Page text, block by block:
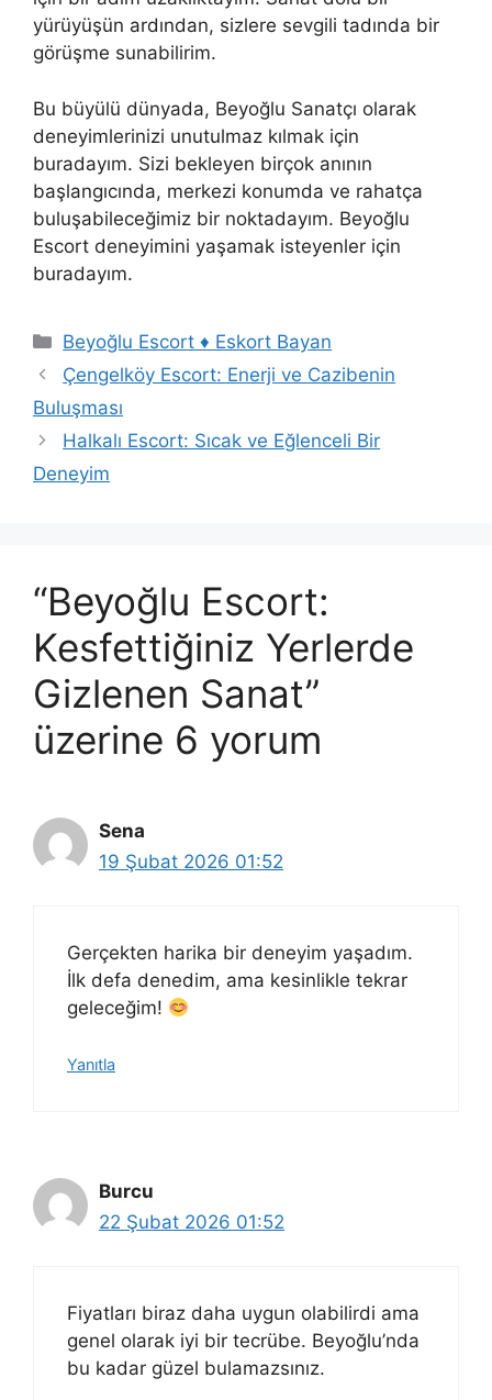
yürüyüşün ardından, sizlere sevgili tadında bir
görüşme sunabilirim.
Bu büyülü dünyada, Beyoğlu Sanatçı olarak
deneyimlerinizi unutulmaz kılmak için
buradayım. Sizi bekleyen birçok anının
başlangıcında, merkezi konumda ve rahatça
buluşabileceğimiz bir noktadayım. Beyoğlu
Escort deneyimini yaşamak isteyenler için
buradayım.
Kategoriler
Beyoğlu Escort ♦️ Eskort Bayan
Çengelköy Escort: Enerji ve Cazibenin
Buluşması
Halkalı Escort: Sıcak ve Eğlenceli Bir
Deneyim
“Beyoğlu Escort:
Kesfettiğiniz Yerlerde
Gizlenen Sanat”
üzerine 6 yorum
Sena
19 Şubat 2026 01:52
Gerçekten harika bir deneyim yaşadım.
İlk defa denedim, ama kesinlikle tekrar
geleceğim!
Yanıtla
Burcu
22 Şubat 2026 01:52
Fiyatları biraz daha uygun olabilirdi ama
genel olarak iyi bir tecrübe. Beyoğlu’nda
bu kadar güzel bulamazsınız.